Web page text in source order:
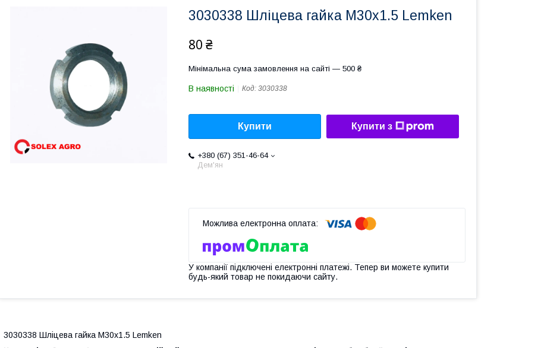
3030338 Шліцева гайка M30х1.5 Lemken
80 ₴
Мінімальна сума замовлення на сайті — 500 ₴
В наявності Код: 3030338
Купити Купити з
+380 (67) 351-46-64
Дем'ян
У компанії підключені електронні платежі. Тепер ви можете купити
будь-який товар не покидаючи сайту.
3030338 Шліцева гайка M30х1.5 Lemken